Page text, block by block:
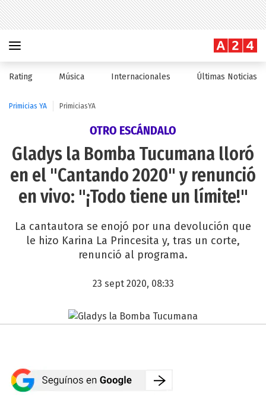
Rating Música Internacionales Últimas Noticias
Primicias YA PrimiciasYA
OTRO ESCÁNDALO
Gladys la Bomba Tucumana lloró
en el "Cantando 2020" y renunció
en vivo: "¡Todo tiene un límite!"
La cantautora se enojó por una devolución que
le hizo Karina La Princesita y, tras un corte,
renunció al programa.
23 sept 2020, 08:33